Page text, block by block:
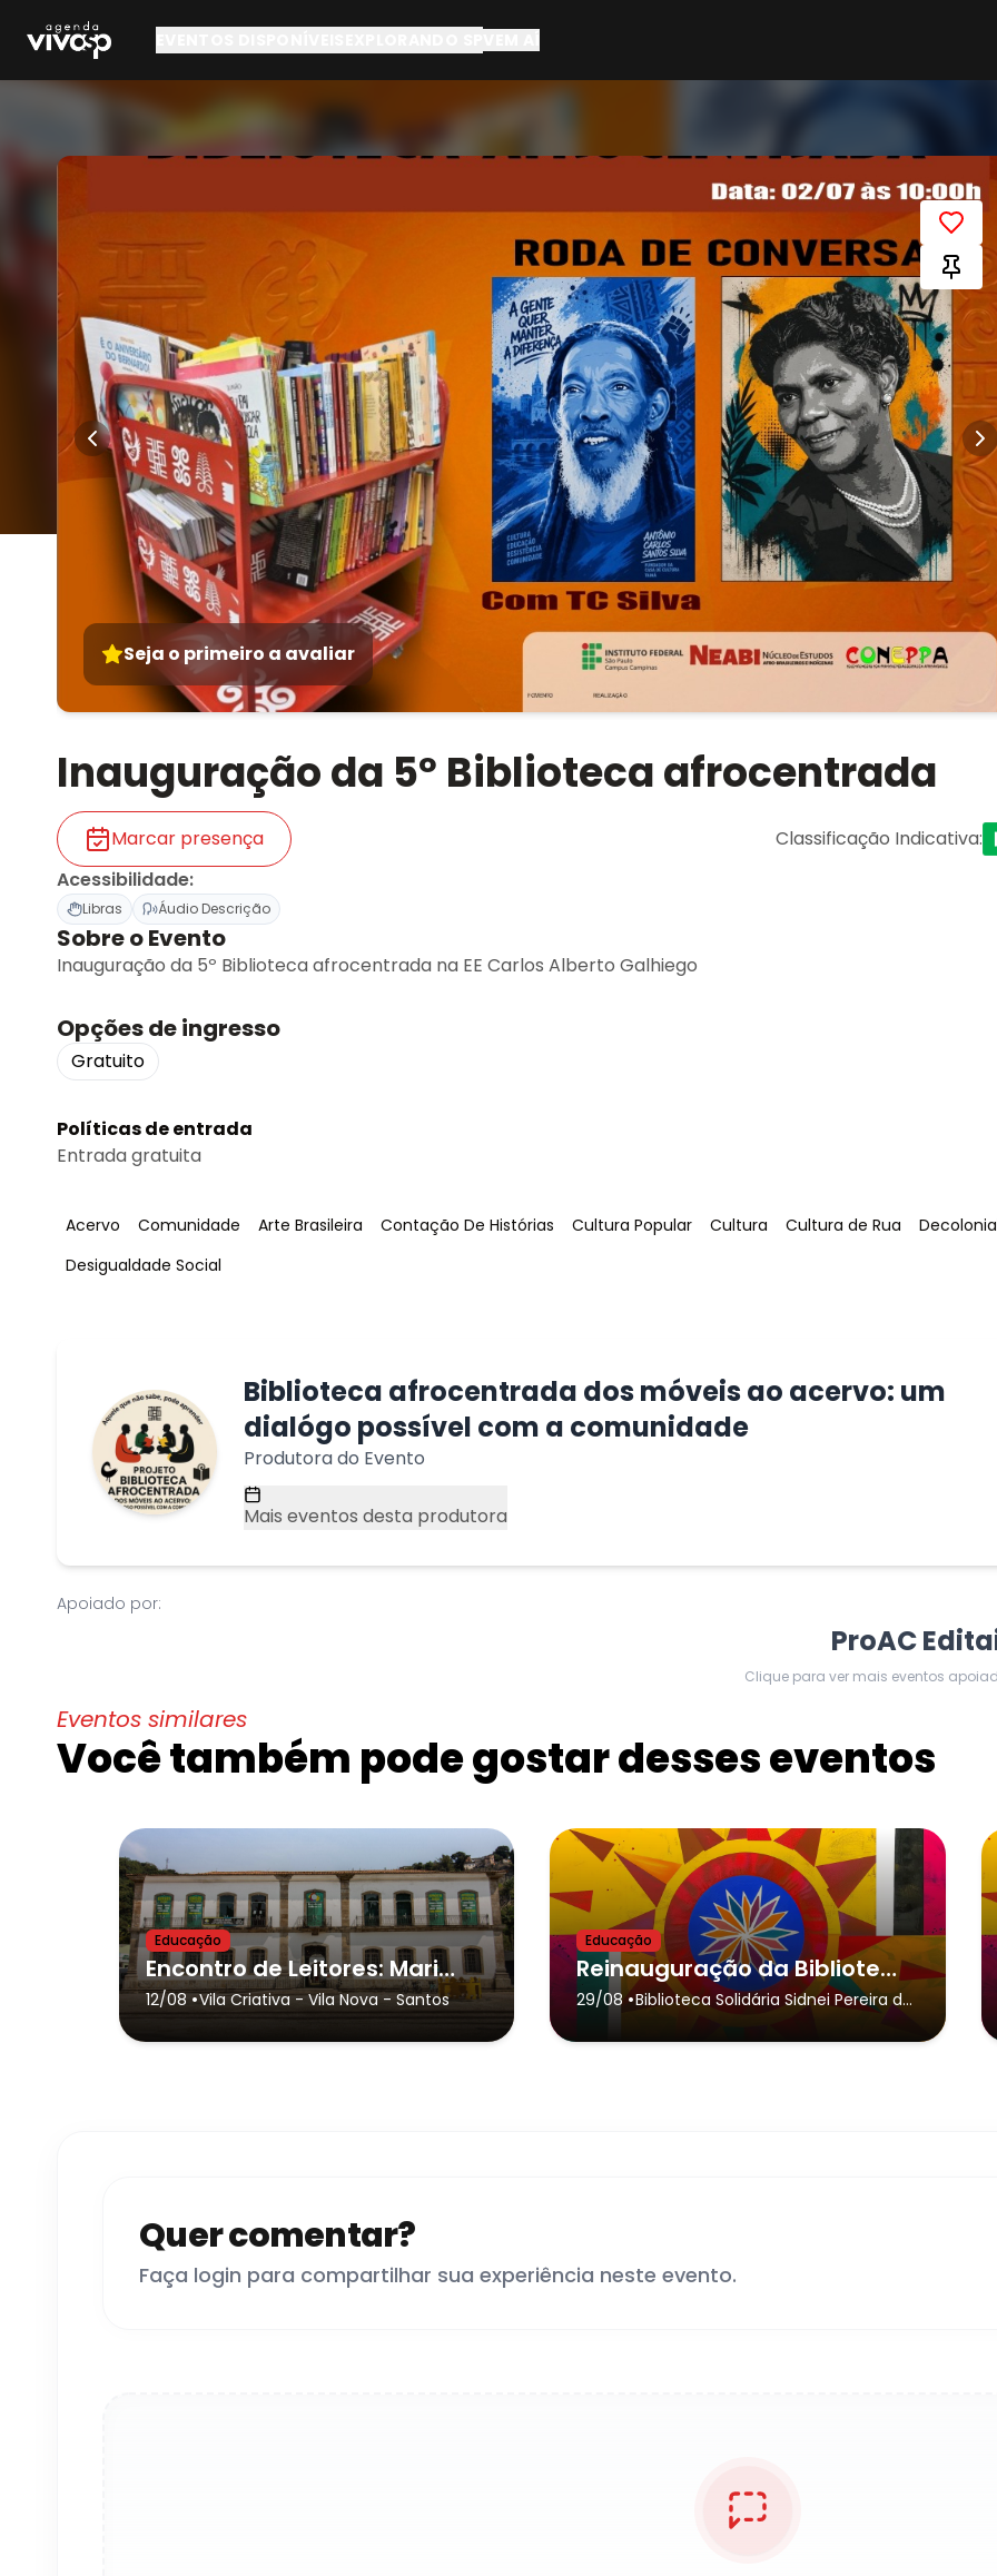
Seja o primeiro a avaliar
Inauguração da 5º Biblioteca afrocentrada
Marcar presença Classificação Indicativa:
Acessibilidade:
Libras Áudio Descrição
Sobre o Evento
Inauguração da 5º Biblioteca afrocentrada na EE Carlos Alberto Galhiego
Opções de ingresso
Gratuito
Políticas de entrada
Entrada gratuita
Tag:
Acervo Tag:
Comunidade Tag:
Arte Brasileira Tag:
Contação De Histórias Tag:
Cultura Popular Tag:
Cultura Tag:
Cultura de Rua Tag:
Tag:
Desigualdade Social
Biblioteca afrocentrada dos móveis ao acervo: um
dialógo possível com a comunidade
Produtora do Evento
Mais eventos desta produtora
Apoiado por:
ProAC
Clique para ver mais eventos
Eventos similares
Você também pode gostar desses eventos
Educação
Encontro de Leitores: Maria Auxiliadora, Reinados e Congadas
12/08 •Vila Criativa - Vila Nova- Santos
Educação
Reinauguração da Biblioteca Solidária SPR - Biblioteca Integrativa
29/08 •Biblioteca Solidária Sidnei Pereira da
- São José dos Campos
Quer comentar?
Faça login para compartilhar sua experiência neste evento.